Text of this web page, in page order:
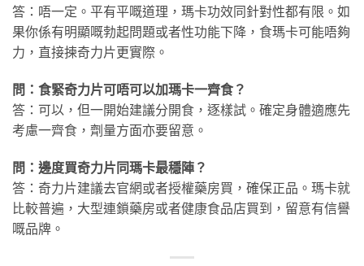
答：唔一定。平有平嘅道理，瑪卡功效同針對性都有限。如
果你係有明顯嘅勃起問題或者性功能下降，食瑪卡可能唔夠
力，直接揀奇力片更實際。
問：食緊奇力片可唔可以加瑪卡一齊食？
答：可以，但一開始建議分開食，逐樣試。確定身體適應先
考慮一齊食，劑量方面亦要留意。
問：邊度買奇力片同瑪卡最穩陣？
答：奇力片建議去官網或者授權藥房買，確保正品。瑪卡就
比較普遍，大型連鎖藥房或者健康食品店買到，留意有信譽
嘅品牌。